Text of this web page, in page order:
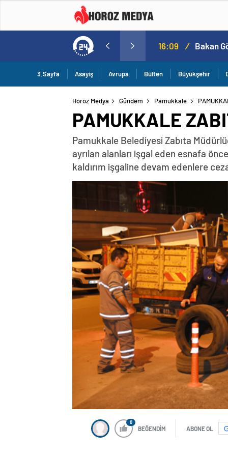
16:09 /
3.Sayfa Asayiş Avrupa Bülten Büyükşehir
Horoz Medya Gündem Pamukkale
PAMUKKALE
Pamukkale Belediyesi Zabıta
ayrılan alanları işgal eden esnafa
kaldırım işgaline devam edenlere
0
BEĞENDİM ABONE OL